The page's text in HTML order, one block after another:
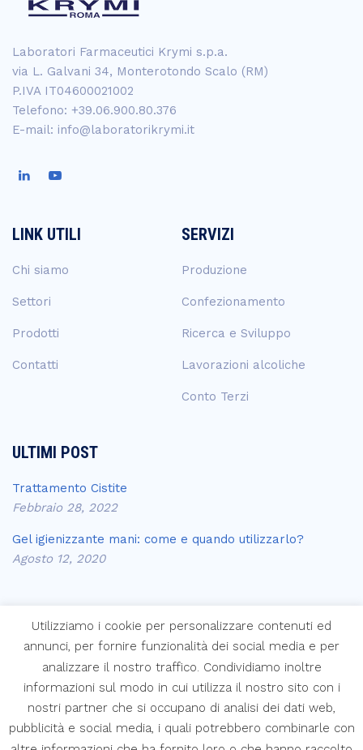
Laboratori Farmaceutici Krymi s.p.a.
via L. Galvani 34, Monterotondo Scalo (RM)
P.IVA IT04600021002
Telefono: +39.06.900.80.376
E-mail: info@laboratorikrymi.it
LINK UTILI
Chi siamo
Settori
Prodotti
Contatti
SERVIZI
Produzione
Confezionamento
Ricerca e Sviluppo
Lavorazioni alcoliche
Conto Terzi
ULTIMI POST
Trattamento Cistite
Febbraio 28, 2022
Gel igienizzante mani: come e quando utilizzarlo?
Agosto 12, 2020
Copyright © Laboratori Farmaceutici Krymi s.p.a.
Created byWeb Agency Roma
Utilizziamo i cookie per personalizzare contenuti ed
annunci, per fornire funzionalità dei social media e per
analizzare il nostro traffico. Condividiamo inoltre
informazioni sul modo in cui utilizza il nostro sito con i
nostri partner che si occupano di analisi dei dati web,
pubblicità e social media, i quali potrebbero combinarle con